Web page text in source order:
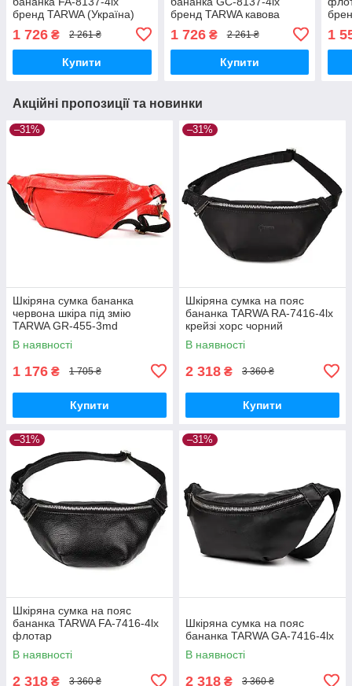
бренд TARWA (Україна)
1 726 ₴ 2 261 ₴
Купити
бренд TARWA кавова
1 726₴ 2 261 ₴
Купити
1
Акційні пропозиції та новинки
–31%
Шкіряна сумка бананка
червона шкіра під змію
TARWA GR-455-3md
В наявності
1 176 ₴ 1 705 ₴
Купити
–31%
Шкіряна сумка на пояс
бананка TARWA RA-7416-4lx
крейзі хорс чорний
В наявності
2 318 ₴ 3 360 ₴
Купити
–31%
Шкіряна сумка на пояс
бананка TARWA FA-7416-4lx
флотар
В наявності
2 318 ₴ 3 360 ₴
–31%
Шкіряна сумка на пояс
бананка TARWA GA-7416-4lx
В наявності
2 318 ₴ 3 360 ₴